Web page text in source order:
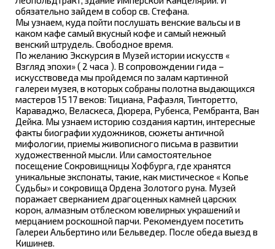
обязательно зайдем в собор св. Стефана.
Мы узнаем, куда пойти послушать венские вальсы и в
каком кафе самый вкусный кофе и самый нежный
венский штрудель. Свободное время.
По желанию Экскурсия в Музей истории искусств «
Взгляд эпохи» ( 2 часа ). В сопровождении гида –
искусствоведа мы пройдемся по залам картинной
галереи музея, в которых собраны полотна выдающихся
мастеров 15 17 веков: Тициана, Рафаэля, Тинторетто,
Караваджо, Веласкеса, Дюрера, Рубенса, Рембранта, Ван
Дейка. Мы узнаем историю создания картин, интересные
факты биографии художников, сюжеты античной
мифологии, приемы живописного письма в развитии
художественной мысли. Или самостоятельное
посещение Сокровищницы Хофбурга, где хранятся
уникальные экспонаты, такие, как мистическое « Копье
Судьбы» и сокровища Ордена Золотого руна. Музей
поражает сверканием драгоценных камней царских
корон, алмазным отблеском ювелирных украшений и
мерцанием роскошной парчи. Рекомендуем посетить
Галереи Альбертино или Бельведер. После обеда выезд в
Кишинев.